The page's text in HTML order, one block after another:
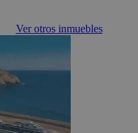
Ver otros inmuebles